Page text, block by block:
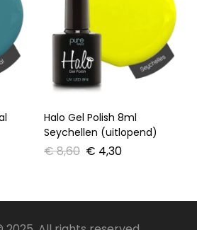
Halo Gel Polish 8ml
Seychellen (uitlopend)
€8,60 € 4,30